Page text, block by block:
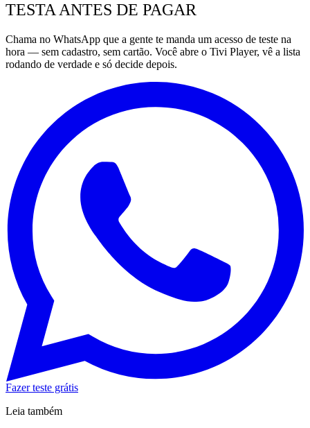
TESTA ANTES DE PAGAR
Chama no WhatsApp que a gente te manda um acesso de teste na
hora — sem cadastro, sem cartão. Você abre o Tivi Player, vê a lista
rodando de verdade e só decide depois.
Fazer teste grátis
Leia também